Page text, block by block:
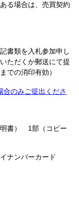
る場合は、売買契約
書類を入札参加申し
ただくか郵送にて提
での消印有効）
合のみご提出くださ
明書） 1部（コピー
ナンバーカード